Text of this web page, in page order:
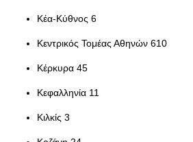
Κέα-Κύθνος 6
Κεντρικός Τομέας Αθηνών 610
Κέρκυρα 45
Κεφαλληνία 11
Κιλκίς 3